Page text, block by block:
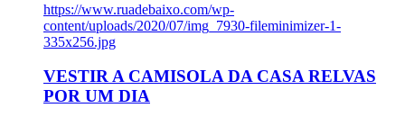
https://www.ruadebaixo.com/wp-
content/uploads/2020/07/img_7930-fileminimizer-1-
335x256.jpg
VESTIR A CAMISOLA DA CASA RELVAS
POR UM DIA